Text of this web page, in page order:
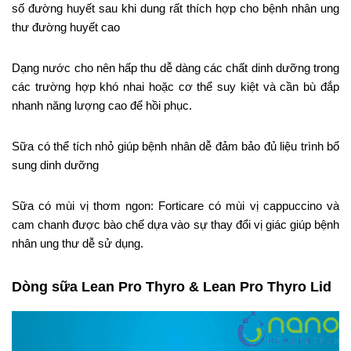
số đường huyết sau khi dung rất thích hợp cho bệnh nhân ung
thư đường huyết cao
Dạng nước cho nên hấp thu dễ dàng các chất dinh dưỡng trong
các trường hợp khó nhai hoặc cơ thể suy kiệt và cần bù đắp
nhanh năng lượng cao để hồi phục.
Sữa có thể tích nhỏ giúp bệnh nhân dễ đảm bảo đủ liệu trình bổ
sung dinh dưỡng
Sữa có mùi vị thơm ngon: Forticare có mùi vị cappuccino và
cam chanh được bào chế dựa vào sự thay đổi vị giác giúp bệnh
nhân ung thư dễ sử dụng.
Dòng sữa Lean Pro Thyro & Lean Pro Thyro Lid